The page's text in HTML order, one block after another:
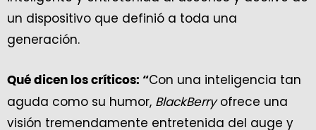
un dispositivo que definió a toda una
generación.
Qué dicen los críticos: “Con una inteligencia tan
aguda como su humor, BlackBerryofrece una
visión tremendamente entretenida del auge y